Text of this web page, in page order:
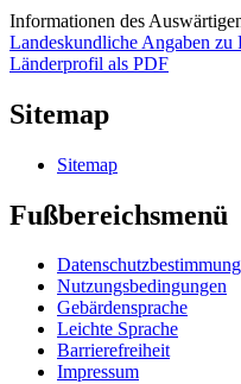
Informationen des
Landeskundliche Angaben
Länderprofil als PDF
Sitemap
Sitemap
Fußbereichsmenü
Nutzungsbedingungen
Gebärdensprache
Leichte Sprache
Barrierefreiheit
Impressum